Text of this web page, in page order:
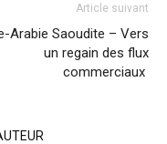
Article suivant
Arabie Saoudite – Vers
un regain des flux
commerciaux